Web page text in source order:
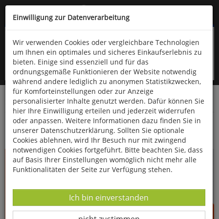
Kompletten Head der Seite überspringen
oder (06766) 9323-960
Startseite Bücher Essen & Trinken
Das einfachste Kochbuch der Welt - Suppen
Einwilligung zur Datenverarbeitung
Wir verwenden Cookies oder vergleichbare Technologien
um Ihnen ein optimales und sicheres Einkaufserlebnis zu
bieten. Einige sind essenziell und für das
ordnungsgemäße Funktionieren der Website notwendig
während andere lediglich zu anonymen Statistikzwecken,
für Komforteinstellungen oder zur Anzeige
personalisierter Inhalte genutzt werden. Dafür können Sie
hier Ihre Einwilligung erteilen und jederzeit widerrufen
oder anpassen. Weitere Informationen dazu finden Sie in
unserer Datenschutzerklärung. Sollten Sie optionale
Cookies ablehnen, wird Ihr Besuch nur mit zwingend
notwendigen Cookies fortgeführt. Bitte beachten Sie, dass
auf Basis Ihrer Einstellungen womöglich nicht mehr alle
Funktionalitäten der Seite zur Verfügung stehen.
Datenverarbeitung -
Ich bin einverstanden